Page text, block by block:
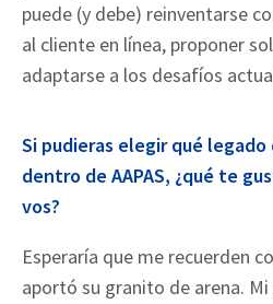
puede (y debe) reinventarse
al cliente en línea, proponer
adaptarse a los desafíos
Si pudieras elegir qué
dentro de AAPAS, ¿qué te
vos?
Esperaría que me recuerden
aportó su granito de arena.